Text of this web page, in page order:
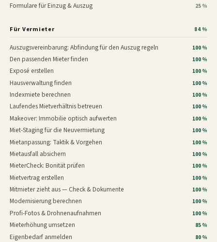
Formulare für Einzug & Auszug 25 %
Für Vermieter 84 %
Auszugsvereinbarung: Abfindung für den Auszug regeln 100 %
Den passenden Mieter finden 100 %
Exposé erstellen 100 %
Hausverwaltung finden 100 %
Indexmiete berechnen 100 %
Laufendes Mietverhältnis betreuen 100 %
Makeover: Immobilie optisch aufwerten 100 %
Miet-Staging für die Neuvermietung 100 %
Mietanpassung: Taktik & Vorgehen 100 %
Mietausfall absichern 100 %
MieterCheck: Bonität prüfen 100 %
Mietvertrag erstellen 100 %
Mitmieter zieht aus — Check & Dokumente 100 %
Modernisierung berechnen 100 %
Profi-Fotos & Drohnenaufnahmen 100 %
Mieterhöhung umsetzen 85 %
Eigenbedarf anmelden 80 %